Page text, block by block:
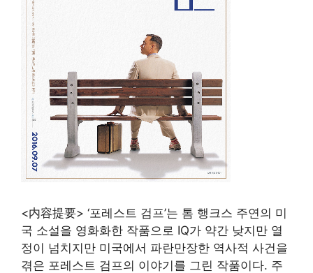
<内容提要> ‘포레스트 검프’는 톰 행크스 주연의 미
국 소설을 영화화한 작품으로 IQ가 약간 낮지만 열
정이 넘치지만 미국에서 파란만장한 역사적 사건을
겪은 포레스트 검프의 이야기를 그린 작품이다. 주